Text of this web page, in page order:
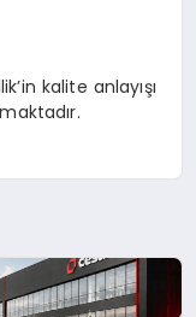
kalite anlayışı